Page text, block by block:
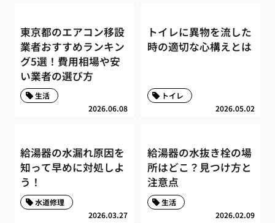
東京都のエアコン移設
業者おすすめランキン
グ5選！費用相場や安
い業者の選び方
2026.06.08
生活
トイレに異物を流した
時の適切な心構えとは
2026.05.02
トイレ
給湯器の水漏れ原因を
知って早めに対処しよ
う！
2026.03.27
水道修理
給湯器の水抜き栓の場
所はどこ？見つけ方と
注意点
2026.02.09
生活